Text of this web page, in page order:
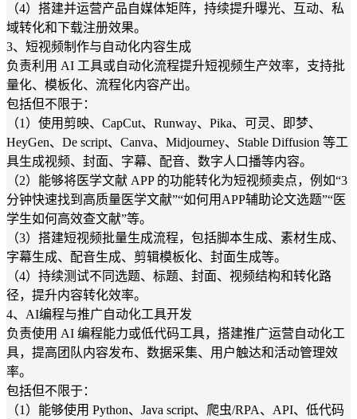
（4）搭建并运营产品自媒体矩阵，持续提升曝光、互动、私
域转化和下载注册效果。
3、短视频制作与自动化内容生成
负责利用 AI 工具或自动化流程提升短视频生产效率，支持批
量化、模板化、流程化内容产出。
包括但不限于：
（1）使用剪映、CapCut、Runway、Pika、可灵、即梦、
HeyGen、De script、Canva、Midjourney、Stable Diffusion 等工
具生成视频、封面、字幕、配音、数字人口播等内容。
（2）能够将医学文献 APP 的功能转化为短视频卖点，例如“3
分钟快速找到高质量医学文献”“如何用APP辅助论文选题”“医
学生如何高效查文献”等。
（3）搭建短视频批量生成流程，包括脚本生成、素材生成、
字幕生成、配音生成、剪辑模板化、封面生成等。
（4）持续测试不同选题、标题、封面、视频结构和转化路
径，提升内容转化效率。
4、AI编程与推广自动化工具开发
负责使用 AI 编程能力或低代码工具，搭建推广运营自动化工
具，提高团队内容发布、数据采集、用户触达和活动管理效
率。
包括但不限于：
（1）能够使用 Python、Java script、爬虫/RPA、API、低代码